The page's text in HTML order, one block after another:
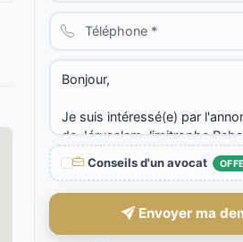
Conseils d'un avocat
Envoyer ma